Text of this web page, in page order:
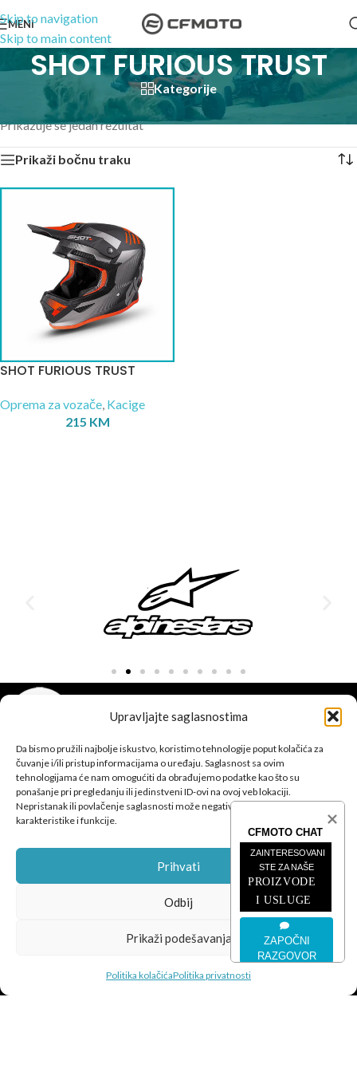
Upravljajte saglasnostima
Da bismo pružili najbolje iskustvo, koristimo tehnologije poput kolačića za
čuvanje i/ili pristup informacijama o uređaju. Saglasnost sa ovim
tehnologijama će nam omogućiti da obrađujemo podatke kao što su
ponašanje pri pregledanju ili jedinstveni ID-ovi na ovoj veb lokaciji.
Nepristanak ili povlačenje saglasnosti može negativno uticati na određene
karakteristike i funkcije.
Prihvati
Odbij
Prikaži podešavanja
Politika kolačićaPolitika privatnosti
Skip to navigation
Skip to main content
MENI
SHOT FURIOUS TRUST
Kategorije
/Proizvodi označeni “SHOT FURIOUS TRUST”
Prikazuje se jedan rezultat
Prikaži bočnu traku
SHOT FURIOUS TRUST
Oprema za vozače, Kacige
215 KM
CFMOTO proizvodi dizajnirani su za one koji od vozila očekuju
savršene performanse, pouzdanost i maksimalno uzbuđenje u
svakoj vožnji.
POSLJEDNJE SA BLOGA
ČETVEROTOČKAŠI
CFMOTO CHAT
ZAINTERESOVANI
STE ZA NAŠE
ZAPOČNI
RAZGOVOR
PROIZVODE
I USLUGE